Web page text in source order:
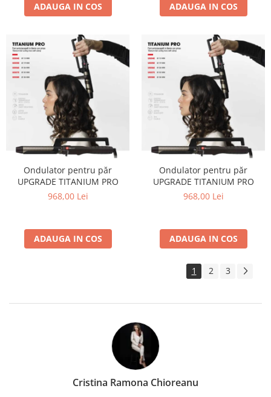
ADAUGA IN COS ADAUGA IN COS
Ondulator pentru păr
UPGRADE TITANIUM PRO
968,00 Lei
ADAUGA IN COS
Ondulator pentru păr
UPGRADE TITANIUM PRO
968,00 Lei
ADAUGA IN COS
1 2 3
Nuti Chelaru